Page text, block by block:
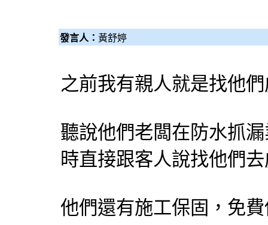
發言人： 黃舒婷
之前我有親人就是找他
聽說他們老闆在防水抓漏
時直接跟客人說找他們
他們還有施工保固，免